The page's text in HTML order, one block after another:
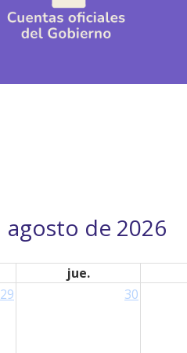
agosto de 2026
jue.
29 30